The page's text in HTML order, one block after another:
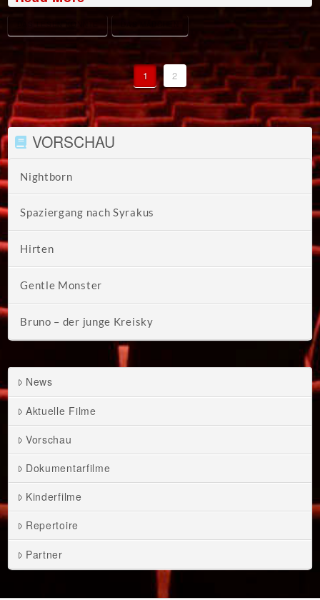
1 2
VORSCHAU
Nightborn
Spaziergang nach Syrakus
Hirten
Gentle Monster
Bruno – der junge Kreisky
News
Aktuelle Filme
Vorschau
Dokumentarfilme
Kinderfilme
Repertoire
Partner